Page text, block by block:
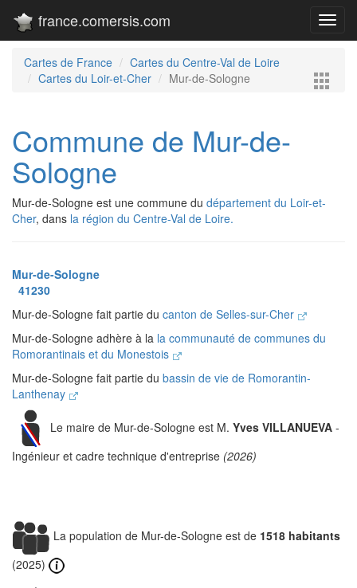
france.comersis.com
Cartes de France
Cartes du Centre-Val de Loire
Cartes du Loir-et-Cher
Mur-de-Sologne
Commune de Mur-de-
Sologne
Mur-de-Sologne est une commune du département du Loir-et-
Cher, dans la région du Centre-Val de Loire.
Mur-de-Sologne
41230
Mur-de-Sologne fait partie du canton de Selles-sur-Cher
Mur-de-Sologne adhère à la la communauté de communes du
Romorantinais et du Monestois
Mur-de-Sologne fait partie du bassin de vie de Romorantin-
Lanthenay
Le maire de Mur-de-Sologne est M. Yves VILLANUEVA -
Ingénieur et cadre technique d'entreprise (2026)
La population de Mur-de-Sologne est de 1518 habitants
(2025)